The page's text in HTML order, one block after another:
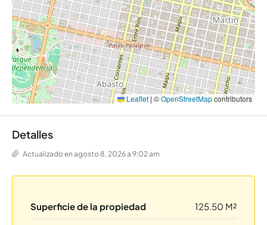
Leaflet | ©OpenStreetMapcontributors
Detalles
Actualizado en agosto 8, 2026 a 9:02 am
Superficie de la propiedad 125.50 M²